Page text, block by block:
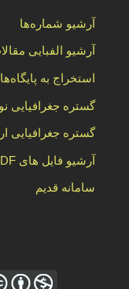
آرشیو شماره‌ها
آرشیو الفبایی
استخراج به
گستره جغرافیایی
گستره جغرافیایی
آرشیو فایل های PDF
سامانه قدیم